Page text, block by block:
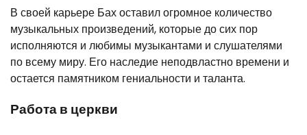
В своей карьере Бах оставил огромное количество
музыкальных произведений, которые до сих пор
исполняются и любимы музыкантами и слушателями
по всему миру. Его наследие неподвластно времени и
остается памятником гениальности и таланта.
Работа в церкви